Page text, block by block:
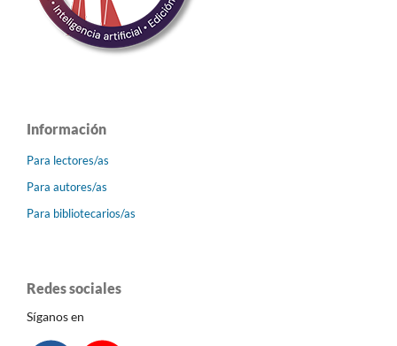
Información
Para lectores/as
Para autores/as
Para bibliotecarios/as
Redes sociales
Síganos en